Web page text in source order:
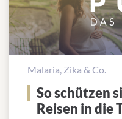
Malaria, Zika & Co.
So schützen
Reisen in die